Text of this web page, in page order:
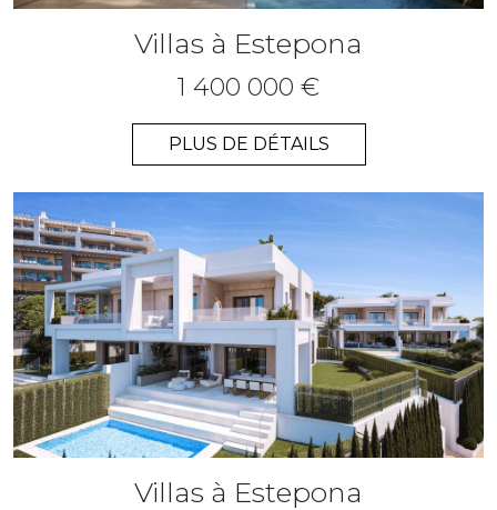
Villas à Estepona
1 400 000 €
PLUS DE DÉTAILS
Villas à Estepona